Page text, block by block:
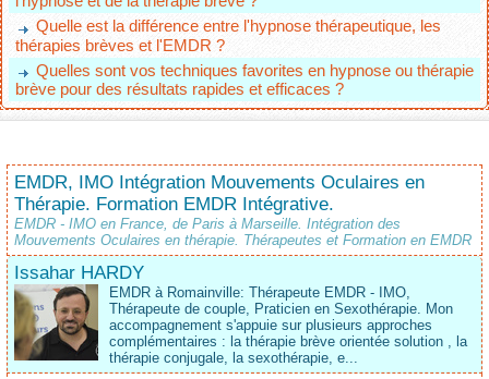
Quelle est la différence entre l'hypnose thérapeutique, les
thérapies brèves et l'EMDR ?
Quelles sont vos techniques favorites en hypnose ou thérapie
brève pour des résultats rapides et efficaces ?
EMDR, IMO Intégration Mouvements Oculaires en
Thérapie. Formation EMDR Intégrative.
EMDR - IMO en France, de Paris à Marseille. Intégration des
Mouvements Oculaires en thérapie. Thérapeutes et Formation en EMDR
Issahar HARDY
EMDR à Romainville: Thérapeute EMDR - IMO,
Thérapeute de couple, Praticien en Sexothérapie. Mon
accompagnement s'appuie sur plusieurs approches
complémentaires : la thérapie brève orientée solution , la
thérapie conjugale, la sexothérapie, e...